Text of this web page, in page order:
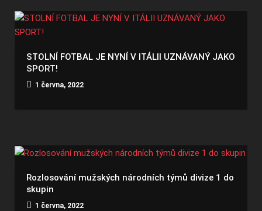
STOLNÍ FOTBAL JE NYNÍ V ITÁLII UZNÁVANÝ JAKO
SPORT!
1 června, 2022
Rozlosování mužských národních týmů divize 1 do
skupin
1 června, 2022